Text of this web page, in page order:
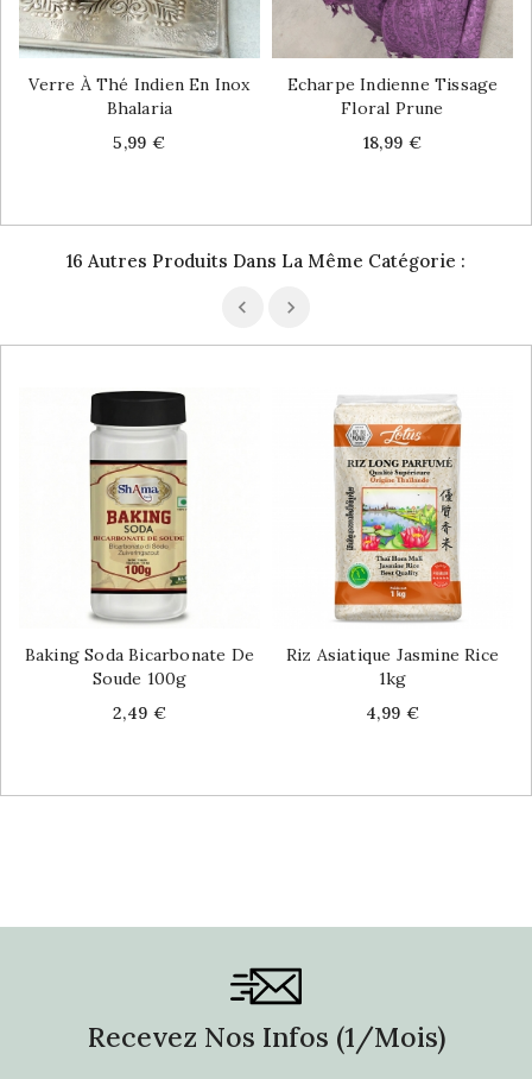
Verre À Thé Indien En Inox
Bhalaria
Price
5,99 €
Echarpe Indienne Tissage
Floral Prune
Price
18,99 €
16 Autres Produits Dans La Même Catégorie :
Baking Soda Bicarbonate De
Soude 100g
Price
2,49 €
Riz Asiatique Jasmine Rice
1kg
Price
4,99 €
Recevez Nos Infos (1/mois)